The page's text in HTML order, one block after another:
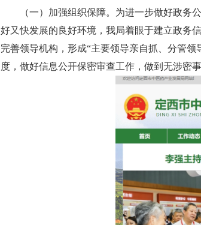
（一）加强组织保障。为进一步做好政务
好又快发展的良好环境，我局着眼于建立政务
完善领导机构，形成“主要领导亲自抓、分管
度，做好信息公开保密审查工作，做到无涉密事